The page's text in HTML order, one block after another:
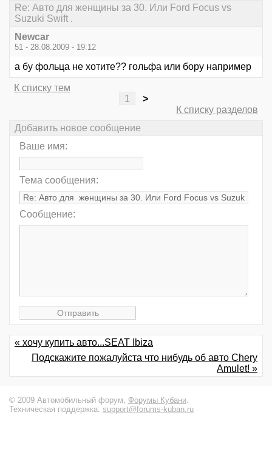
Re: Авто для женщины за 30. Или Ford Focus vs
Suzuki Swift .
Newcar
51 - 28.08.2009 - 19:12
а бу фольца не хотите?? гольфа или бору например
К списку тем
1
>
К списку разделов
Добавить новое сообщение
Ваше имя:
Тема сообщения:
Сообщение:
« хочу купить авто...SEAT Ibiza
Подскажите пожалуйста что нибудь об авто Chery
Amulet! »
© 2009 Автомобильный форум, Форумы Кубани.
Техническая поддержка: support@forums-kuban.ru